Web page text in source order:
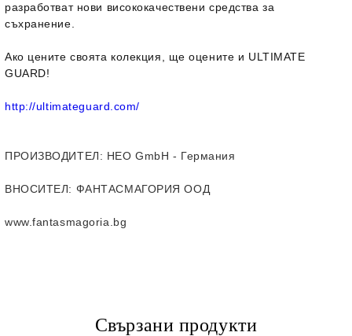
разработват нови висококачествени средства за
съхранение.
Ако цените своята колекция, ще оцените и ULTIMATE
GUARD!
http://ultimateguard.com/
ПРОИЗВОДИТЕЛ: HEO GmbH - Германия
ВНОСИТЕЛ: ФАНТАСМАГОРИЯ ООД
www.fantasmagoria.bg
Свързани продукти